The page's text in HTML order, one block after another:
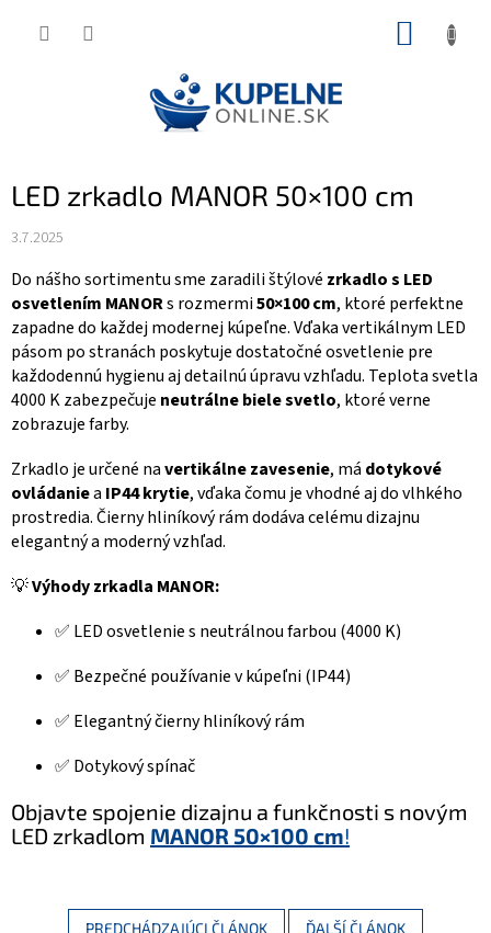
LED zrkadlo MANOR 50×100 cm
3.7.2025
Do nášho sortimentu sme zaradili štýlové zrkadlo s LED
osvetlením MANORs rozmermi50×100 cm, ktoré perfektne
zapadne do každej modernej kúpeľne. Vďaka vertikálnym LED
pásom po stranách poskytuje dostatočné osvetlenie pre
každodennú hygienu aj detailnú úpravu vzhľadu. Teplota svetla
4000 K zabezpečuje neutrálne biele svetlo, ktoré verne
zobrazuje farby.
Zrkadlo je určené navertikálne zavesenie, má dotykové
ovládaniea IP44 krytie, vďaka čomu je vhodné aj do vlhkého
prostredia. Čierny hliníkový rám dodáva celému dizajnu
elegantný a moderný vzhľad.
💡Výhody zrkadla MANOR:
✅ LED osvetlenie s neutrálnou farbou (4000 K)
✅ Bezpečné používanie v kúpeľni (IP44)
✅ Elegantný čierny hliníkový rám
✅ Dotykový spínač
Objavte spojenie dizajnu a funkčnosti s novým
LED zrkadlom MANOR 50×100 cm!
PREDCHÁDZAJÚCI ČLÁNOK ĎALŠÍ ČLÁNOK